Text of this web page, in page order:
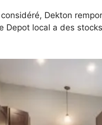
Dekton
Depot local a des